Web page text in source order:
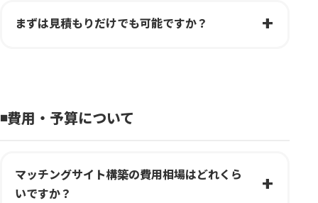
まずは見積もりだけでも可能ですか？
◾️費用・予算について
マッチングサイト構築の費用相場はどれくら
いですか？